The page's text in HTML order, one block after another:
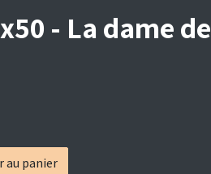
- La dame de
au panier